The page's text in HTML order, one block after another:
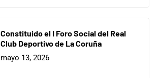
Constituido el I Foro Social del Real
Club Deportivo de La Coruña
mayo 13, 2026